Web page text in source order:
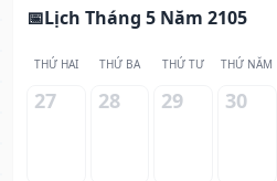
Lịch Tháng 5 Năm 2105
THỨ HAI THỨ BA THỨ TƯ THỨ NĂM
27 28 29 30